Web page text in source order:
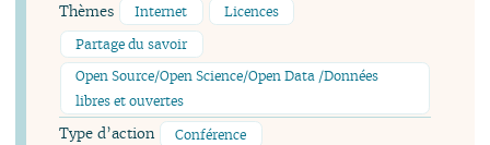
Thèmes Internet
Licences
Partage du savoir
Open Source/Open Science/Open Data /Données
libres et ouvertes
Type d’action Conférence